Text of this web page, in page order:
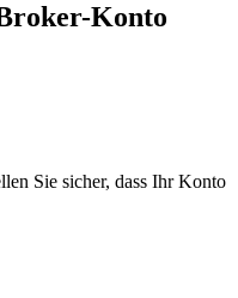
Konto
Sie sicher, dass Ihr Konto